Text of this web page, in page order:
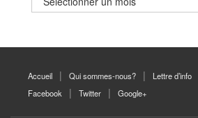
magazine
Accueil Qui sommes-nous? Lettre d’info
Facebook
Twitter Google+